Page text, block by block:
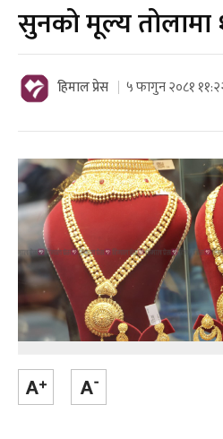
सुनको मूल्य
हिमाल प्रेस ५ फागुन २०८१